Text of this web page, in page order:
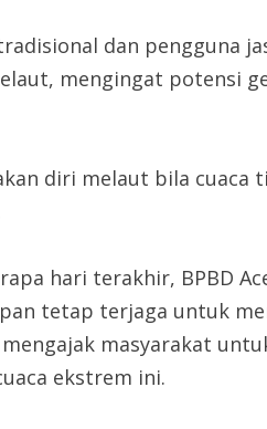
dan pengguna
mengingat potensi
diri melaut bila cuaca
hari terakhir, BPBD
tetap terjaga untuk
masyarakat
ekstrem ini.